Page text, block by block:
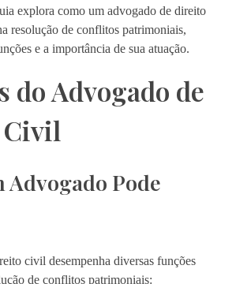
explora como um advogado de direito
resolução de conflitos patrimoniais,
e a importância de sua atuação.
do Advogado de
Advogado Pode
civil desempenha diversas funções
de conflitos patrimoniais: